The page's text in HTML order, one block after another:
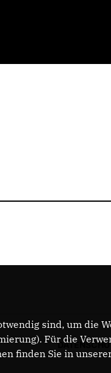
sind, um die
Für die
finden Sie in